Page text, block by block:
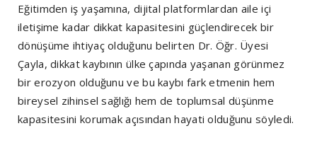
Eğitimden iş yaşamına, dijital platformlardan aile içi
iletişime kadar dikkat kapasitesini güçlendirecek bir
dönüşüme ihtiyaç olduğunu belirten Dr. Öğr. Üyesi
Çayla, dikkat kaybının ülke çapında yaşanan görünmez
bir erozyon olduğunu ve bu kaybı fark etmenin hem
bireysel zihinsel sağlığı hem de toplumsal düşünme
kapasitesini korumak açısından hayati olduğunu söyledi.